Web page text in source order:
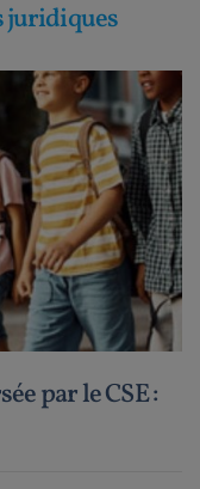
juridiques
par le CSE :